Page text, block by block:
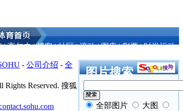
|高尔夫|博客|社区|滚动|图库|彩票|时尚运动
图片搜索
全部图片
大图
- 公司介绍 - 全
Rights Reserved. 搜狐